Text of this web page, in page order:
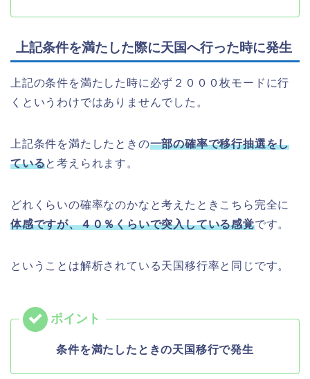
上記条件を満たした際に天国へ行った時に発生
上記の条件を満たした時に必ず２０００枚モードに行
くというわけではありませんでした。
上記条件を満たしたときの一部の確率で移行抽選をし
ていると考えられます。
どれくらいの確率なのかなと考えたときこちら完全に
体感ですが、４０％くらいで突入している感覚です。
ということは解析されている天国移行率と同じです。
条件を満たしたときの天国移行で発生